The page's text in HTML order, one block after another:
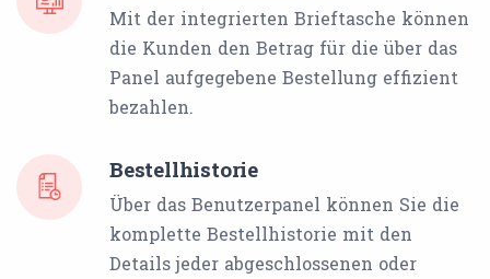
Mit der integrierten Brieftasche können
die Kunden den Betrag für die über das
Panel aufgegebene Bestellung effizient
bezahlen.
Bestellhistorie
Über das Benutzerpanel können Sie die
komplette Bestellhistorie mit den
Details jeder abgeschlossenen oder